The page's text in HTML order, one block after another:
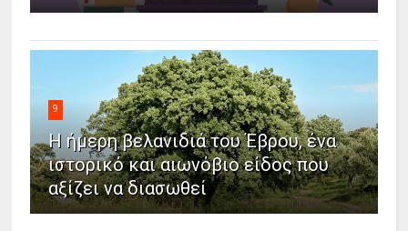
9
Η ήμερη βελανιδιά του Έβρου, ένα
ιστορικό και αιωνόβιο είδος που
αξίζει να διασωθεί